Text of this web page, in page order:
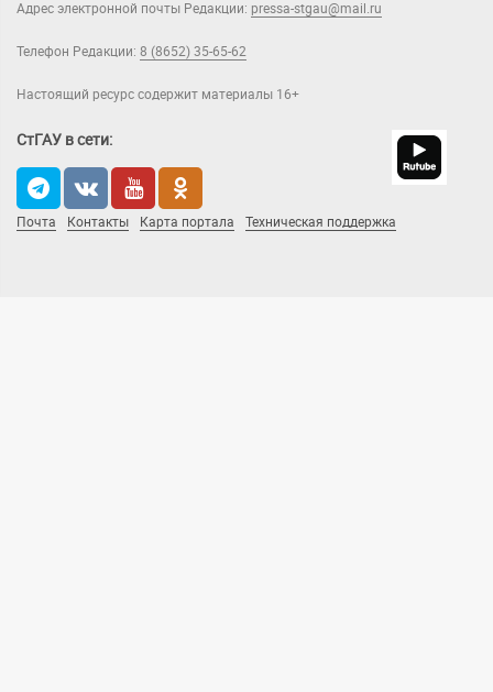
Адрес электронной почты Редакции: pressa-stgau@mail.ru
Телефон Редакции: 8 (8652) 35-65-62
Настоящий ресурс содержит материалы 16+
СтГАУ в сети:
Почта Контакты Карта портала Техническая поддержка